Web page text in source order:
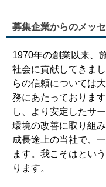
募集企業からのメッ
1970年の創業以来、
社会に貢献してきま
らの信頼については
務にあたっておりま
し、より安定したサ
環境の改善に取り組
成長途上の当社で、
ます。我こそはとい
ります。